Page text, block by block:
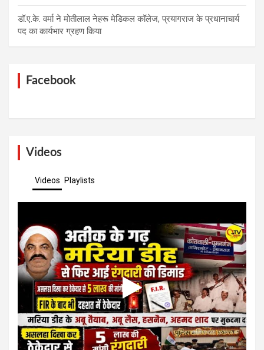
डॉ.ए.के. वर्मा ने मोतीलाल नेहरू मेडिकल कॉलेज, प्रयागराज के प्रधानाचार्य
पद का कार्यभार ग्रहण किया
Facebook
Videos
Videos Playlists